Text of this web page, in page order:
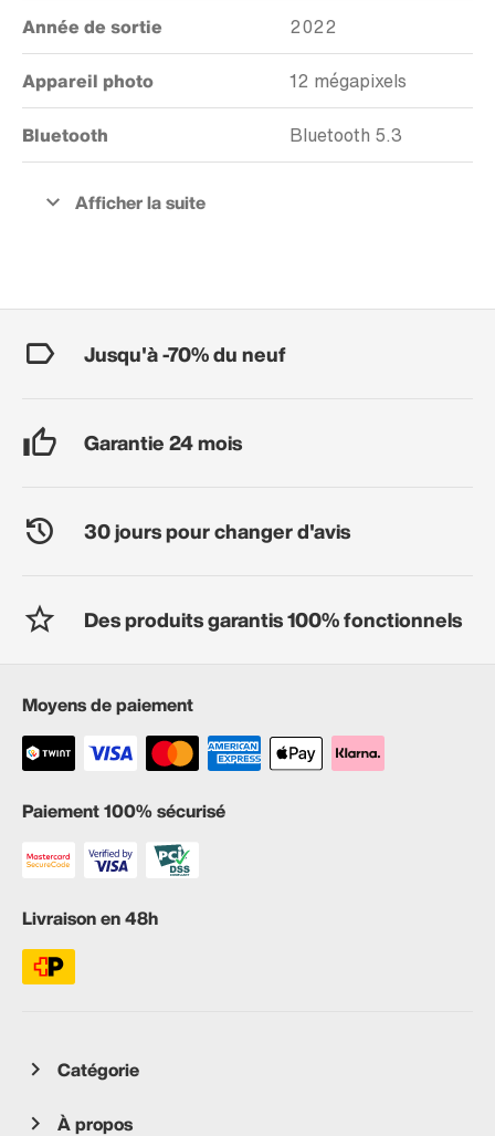
Année de sortie 2022
Appareil photo 12 mégapixels
Bluetooth Bluetooth 5.3
Jusqu'à -70% du neuf
Garantie 24 mois
30 jours pour changer d'avis
Des produits garantis 100% fonctionnels
Moyens de paiement
Paiement 100% sécurisé
Livraison en 48h
Catégorie
À propos